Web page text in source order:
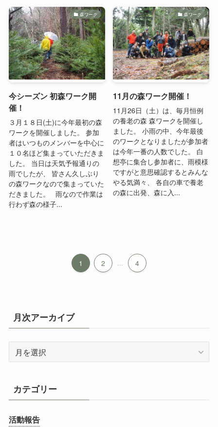
森ワーク
今シーズン 初森ワーク開
催！
３月１８日(土)に今年最初の森
ワークを開催しました。 参加
者はいつものメンバーを中心に
１０名ほど集まっていただきま
した。 当日は天気予報通りの
雨でしたが、 皆さん久しぶり
の森ワークなので集まっていた
だきました。 雨なので作業は
行わず森の様子...
森ワーク
11月の森ワーク開催！
11月26日（土）は、毎月恒例
の養老の森 森ワークを開催し
ました。 小雨の中、今年最後
のワークとなりましたが参加者
は今年一番の人数でした。 白
想亭に集合し参加者に、雨模様
ですがと意思確認するとみんな
やる気満々、 各自の車で養老
の森に出発、森に入...
1 2 ... 4
月次アーカイブ
次
カ
ブ
カテゴリー
活動報告